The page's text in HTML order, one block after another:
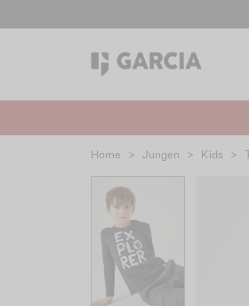
Home > Jungen > Kids >